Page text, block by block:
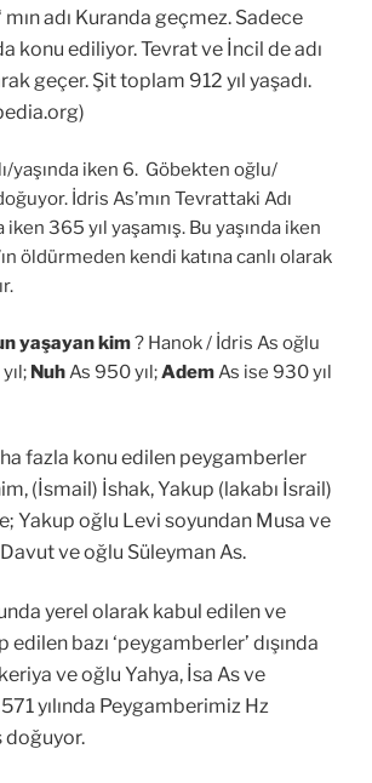
mın adı Kuranda geçmez. Sadece
konu ediliyor. Tevrat ve İncil de adı
geçer. Şit toplam 912 yıl yaşadı.
yaşında iken 6. Göbekten oğlu/
İdris As’mın Tevrattaki Adı
iken 365 yıl yaşamış. Bu yaşında iken
öldürmeden kendi katına canlı olarak
yaşayan kim? Hanok / İdris As oğlu
NuhAs 950 yıl;AdemAs ise 930 yıl
fazla konu edilen peygamberler
(İsmail) İshak, Yakup (lakabı İsrail)
Yakup oğlu Levi soyundan Musa ve
ve oğlu Süleyman As.
yerel olarak kabul edilen ve
bazı ‘peygamberler’ dışında
ve oğlu Yahya, İsa As ve
yılında Peygamberimiz Hz
doğuyor.